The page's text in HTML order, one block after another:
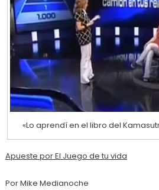
«Lo aprendí en el libro del
Apueste por El Juego de tu vida
Por Mike Medianoche